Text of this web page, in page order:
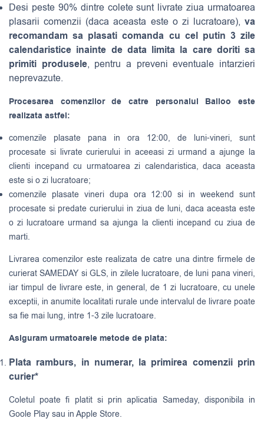
Desi peste 90% dintre colete sunt livrate ziua urmatoarea
plasarii comenzii (daca aceasta este o zi lucratoare), va
recomandam sa plasati comanda cu cel putin 3 zile
calendaristice inainte de data limita la care doriti sa
primiti produsele, pentru a preveni eventuale intarzieri
neprevazute.
Procesarea comenzilor de catre personalul Balloo este
realizata astfel:
comenzile plasate pana in ora 12:00, de luni-vineri, sunt
procesate si livrate curierului in aceeasi zi urmand a ajunge la
clienti incepand cu urmatoarea zi calendaristica, daca aceasta
este si o zi lucratoare;
comenzile plasate vineri dupa ora 12:00 si in weekend sunt
procesate si predate curierului in ziua de luni, daca aceasta este
o zi lucratoare urmand sa ajunga la clienti incepand cu ziua de
marti.
Livrarea comenzilor este realizata de catre una dintre firmele de
curieratSAMEDAY si GLS, in zilele lucratoare, de luni pana vineri,
iar timpul de livrare este, in general, de 1 zi lucratoare, cu unele
exceptii, in anumite localitati rurale unde intervalul de livrare poate
sa fie mai lung, intre 1-3 zile lucratoare.
Asiguram urmatoarele metode de plata:
Plata ramburs, in numerar, la primirea comenzii prin
curier*
Coletul poate fi platit si prin aplicatia Sameday, disponibila in
Goole Play sau in Apple Store.